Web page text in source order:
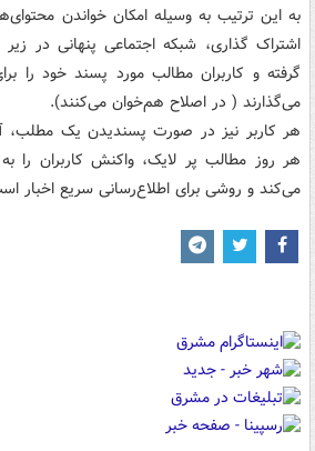
به این ترتیب به وسیله امکان خواندن
اشتراک گذاری، شبکه ‌اجتماعی پنهانی در
گرفته و کاربران مطالب مورد پسند خود را
می‌گذارند ( در اصلاح هم‌خوان می‌کنند).
هر روز مطالب پر لایک، واکنش کاربران را
می‌کند و روشی برای اطلاع‌رسانی سریع اخبار